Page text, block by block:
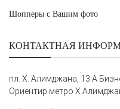
Шопперы с Вашим фото
КОНТАКТНАЯ
пл. Х. Алимджана, 13 А
Ориентир метро